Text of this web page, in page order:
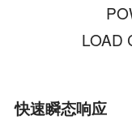
LOAD
快速瞬态响应